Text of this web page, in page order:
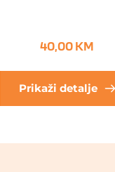
40,00KM
Prikaži detalje